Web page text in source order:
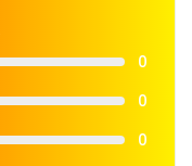
0
0
0